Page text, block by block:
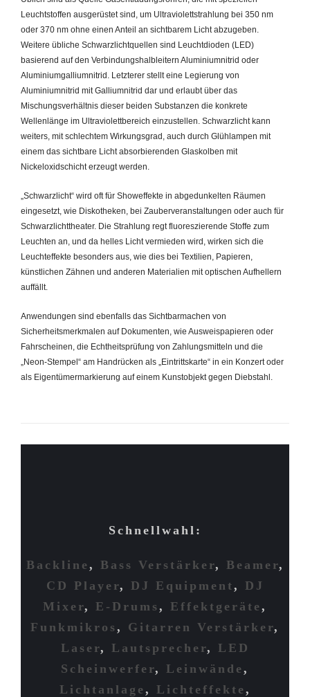
Leuchtstoffen ausgerüstet sind, um Ultraviolettstrahlung bei 350 nm
oder 370 nm ohne einen Anteil an sichtbarem Licht abzugeben.
Weitere übliche Schwarzlichtquellen sind Leuchtdioden (LED)
basierend auf den Verbindungshalbleitern Aluminiumnitrid oder
Aluminiumgalliumnitrid. Letzterer stellt eine Legierung von
Aluminiumnitrid mit Galliumnitrid dar und erlaubt über das
Mischungsverhältnis dieser beiden Substanzen die konkrete
Wellenlänge im Ultraviolettbereich einzustellen. Schwarzlicht kann
weiters, mit schlechtem Wirkungsgrad, auch durch Glühlampen mit
einem das sichtbare Licht absorbierenden Glaskolben mit
Nickeloxidschicht erzeugt werden.
„Schwarzlicht“ wird oft für Showeffekte in abgedunkelten Räumen
eingesetzt, wie Diskotheken, bei Zauberveranstaltungen oder auch für
Schwarzlichttheater. Die Strahlung regt fluoreszierende Stoffe zum
Leuchten an, und da helles Licht vermieden wird, wirken sich die
Leuchteffekte besonders aus, wie dies bei Textilien, Papieren,
künstlichen Zähnen und anderen Materialien mit optischen Aufhellern
auffällt.
Anwendungen sind ebenfalls das Sichtbarmachen von
Sicherheitsmerkmalen auf Dokumenten, wie Ausweispapieren oder
Fahrscheinen, die Echtheitsprüfung von Zahlungsmitteln und die
„Neon-Stempel“ am Handrücken als „Eintrittskarte“ in ein Konzert oder
als Eigentümermarkierung auf einem Kunstobjekt gegen Diebstahl.
Schnellwahl:
Backline , Bass Verstärker, Beamer,
CD Player, DJ Equipment, DJ
Mixer, E-Drums, Effektgeräte ,
Funkmikros, Gitarren Verstärker,
Laser, Lautsprecher, LED
Scheinwerfer, Leinwände ,
Lichtanlage , Lichteffekte ,